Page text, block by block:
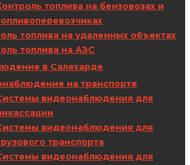
топлива на бензовозах и
топлива на удаленных объектах
топлива на АЗС
в Салехарде
на транспорте
видеонаблюдения для
видеонаблюдения для
транспорта
видеонаблюдения для